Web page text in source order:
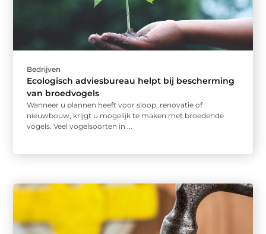
Bedrijven
Ecologisch adviesbureau helpt bij bescherming
van broedvogels
Wanneer u plannen heeft voor sloop, renovatie of
nieuwbouw, krijgt u mogelijk te maken met broedende
vogels. Veel vogelsoorten in ...